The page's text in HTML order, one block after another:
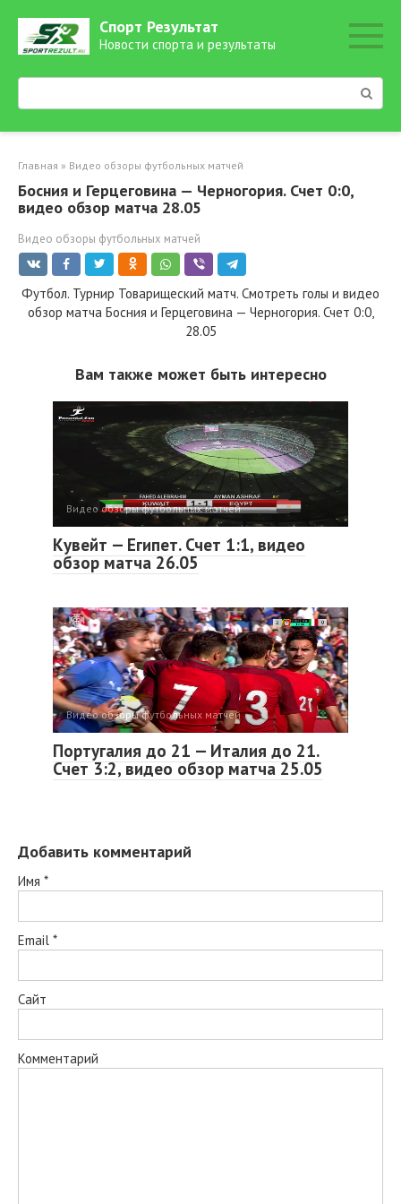
контенту
Спорт Результат
Новости спорта и результаты
Поиск:
Главная » Видео обзоры футбольных матчей
Босния и Герцеговина — Черногория. Счет 0:0,
видео обзор матча 28.05
Видео обзоры футбольных матчей
Футбол. Турнир Товарищеский матч. Смотреть голы и видео
обзор матча Босния и Герцеговина — Черногория. Счет 0:0,
28.05
Вам также может быть интересно
Видео обзоры футбольных матчей
Кувейт — Египет. Счет 1:1, видео
обзор матча 26.05
Видео обзоры футбольных матчей
Португалия до 21 — Италия до 21.
Счет 3:2, видео обзор матча 25.05
Добавить комментарий
Имя *
Email *
Сайт
Комментарий